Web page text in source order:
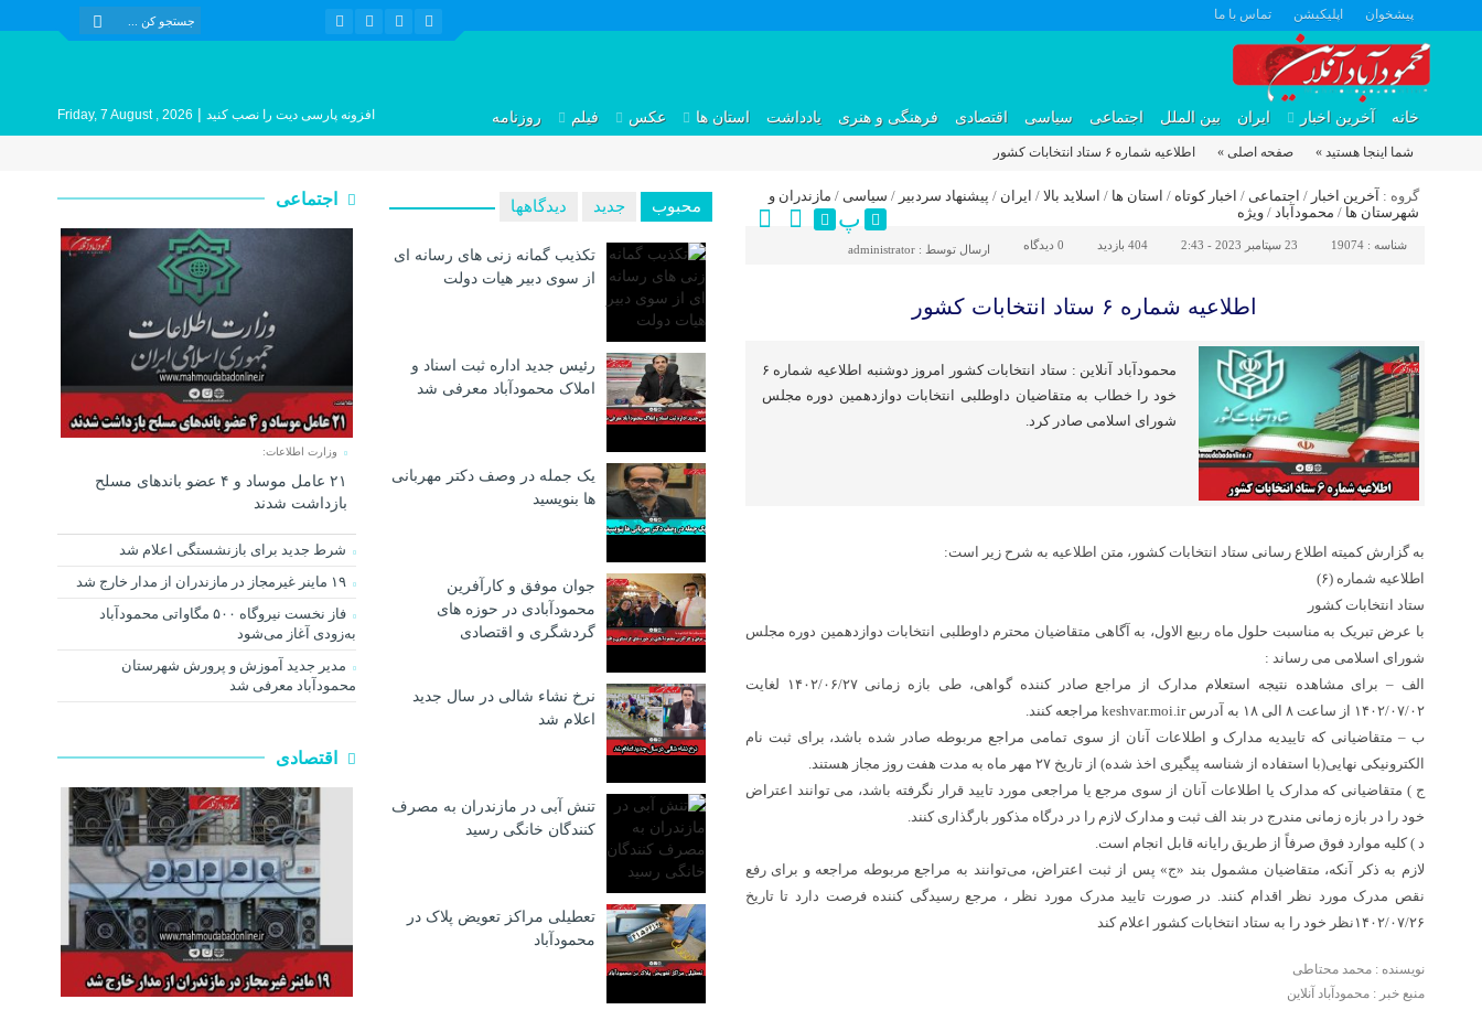
پیشخوان اپلیکیشن تماس با ما
خانه آخرین اخبار ایران بین الملل اجتماعی سیاسی اقتصادی فرهنگی و هنری یادداشت استان ها عکس فیلم روزنامه افزونه پارسی دیت را نصب کنید |
Friday, 7 August , 2026
شما اینجا هستید » صفحه اصلی » اطلاعیه شماره ۶ ستاد انتخابات کشور
گروه : آخرین اخبار / اجتماعی / اخبار کوتاه / استان ها / اسلاید بالا / ایران / پیشنهاد سردبیر / سیاسی / مازندران و
شهرستان ها / محمودآباد / ویژه پ
شناسه : 19074 23 سپتامبر 2023 - 2:43 404 بازدید 0 دیدگاه ارسال توسط : administrator
اطلاعیه شماره ۶ ستاد انتخابات کشور
محمودآباد آنلاین : ستاد انتخابات کشور امروز دوشنبه اطلاعیه شماره ۶
خود را خطاب به متقاضیان داوطلبی انتخابات دوازدهمین دوره مجلس
شورای اسلامی صادر کرد.
به گزارش کمیته اطلاع رسانی ستاد انتخابات کشور، متن اطلاعیه به شرح زیر است:
اطلاعیه شماره (۶)
ستاد انتخابات کشور
با عرض تبریک به مناسبت حلول ماه ربیع الاول، به آگاهی متقاضیان محترم داوطلبی انتخابات دوازدهمین دوره مجلس
شورای اسلامی می رساند :
الف – برای مشاهده نتیجه استعلام مدارک از مراجع صادر کننده گواهی، طی بازه زمانی ۱۴۰۲/۰۶/۲۷ لغایت
۱۴۰۲/۰۷/۰۲ از ساعت ۸ الی ۱۸ به آدرس keshvar.moi.ir مراجعه کنند.
ب – متقاضیانی که تاییدیه مدارک و اطلاعات آنان از سوی تمامی مراجع مربوطه صادر شده باشد، برای ثبت نام
الکترونیکی نهایی(با استفاده از شناسه پیگیری اخذ شده) از تاریخ ۲۷ مهر ماه به مدت هفت روز مجاز هستند.
ج ) متقاضیانی که مدارک یا اطلاعات آنان از سوی مرجع یا مراجعی مورد تایید قرار نگرفته باشد، می توانند اعتراض
خود را در بازه زمانی مندرج در بند الف ثبت و مدارک لازم را در درگاه مذکور بارگذاری کنند.
د ) کلیه موارد فوق صرفاً از طریق رایانه قابل انجام است.
لازم به ذکر آنکه، متقاضیان مشمول بند «ج» پس از ثبت اعتراض، می‌توانند به مراجع مربوطه مراجعه و برای رفع
نقص مدرک مورد نظر اقدام کنند. در صورت تایید مدرک مورد نظر ، مرجع رسیدگی کننده فرصت دارد تا تاریخ
۱۴۰۲/۰۷/۲۶نظر خود را به ستاد انتخابات کشور اعلام کند
نویسنده : محمد محتاطی
منبع خبر : محمودآباد آنلاین
محبوب جدید دیدگاهها
تکذیب گمانه زنی های رسانه ای
از سوی دبیر هیات دولت
رئیس جدید اداره ثبت اسناد و
املاک محمودآباد معرفی شد
یک جمله در وصف دکتر مهربانی
ها بنویسید
جوان موفق و کارآفرین
محمودآبادی در حوزه های
گردشگری و اقتصادی
نرخ نشاء شالی در سال جدید
اعلام شد
تنش آبی در مازندران به مصرف
كنندگان خانگی رسيد
تعطیلی مراکز تعویض پلاک در
محمودآباد
اجتماعی
وزارت اطلاعات:
۲۱ عامل موساد و ۴ عضو باند‌های مسلح
بازداشت شدند
شرط جدید برای بازنشستگی اعلام شد
۱۹ ماینر غیرمجاز در مازندران از مدار خارج شد
فاز نخست نیروگاه ۵۰۰ مگاواتی محمودآباد
به‌زودی آغاز می‌شود
مدیر جدید آموزش و پرورش شهرستان
محمودآباد معرفی شد
اقتصادی